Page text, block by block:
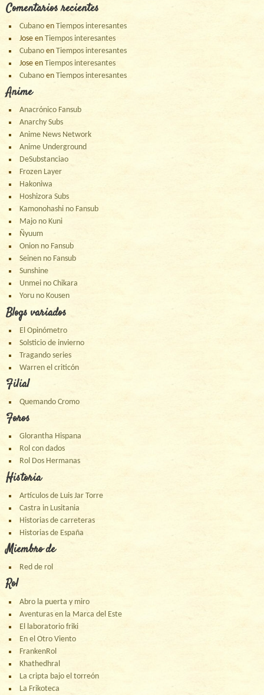
Comentarios recientes
Cubano enTiempos interesantes
Jose enTiempos interesantes
Cubano enTiempos interesantes
Jose enTiempos interesantes
Cubano enTiempos interesantes
Anime
Anacrónico Fansub
Anarchy Subs
Anime News Network
Anime Underground
DeSubstanciao
Frozen Layer
Hakoniwa
Hoshizora Subs
Kamonohashi no Fansub
Majo no Kuni
Ñyuum
Onion no Fansub
Seinen no Fansub
Sunshine
Unmei no Chikara
Yoru no Kousen
Blogs variados
El Opinómetro
Solsticio de invierno
Tragando series
Warren el criticón
Filial
Quemando Cromo
Foros
Glorantha Hispana
Rol con dados
Rol Dos Hermanas
Historia
Artículos de Luis Jar Torre
Castra in Lusitania
Historias de carreteras
Historias de España
Miembro de
Red de rol
Rol
Abro la puerta y miro
Aventuras en la Marca del Este
El laboratorio friki
En el Otro Viento
FrankenRol
Khathedhral
La cripta bajo el torreón
La Frikoteca